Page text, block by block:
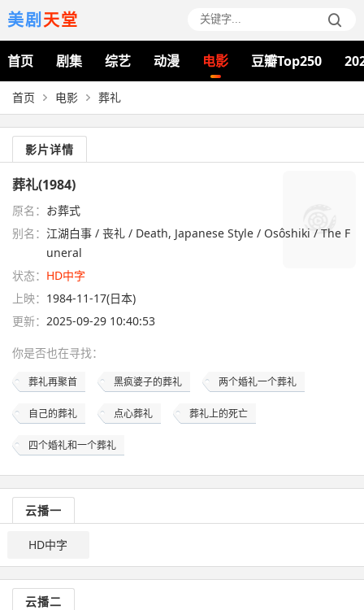
美剧天堂
首页 剧集 综艺 动漫 电影 豆瓣Top250
首页 电影 葬礼
影片详情
葬礼(1984)
原名： お葬式
别名： 江湖白事 / 丧礼 / Death, Japanese Style / Osôshiki / The F
uneral
状态： HD中字
上映： 1984-11-17(日本)
更新： 2025-09-29 10:40:53
你是否也在寻找：
葬礼再聚首 黑疯婆子的葬礼 两个婚礼一个葬礼
自己的葬礼 点心葬礼 葬礼上的死亡
四个婚礼和一个葬礼
云播一
HD中字
云播二